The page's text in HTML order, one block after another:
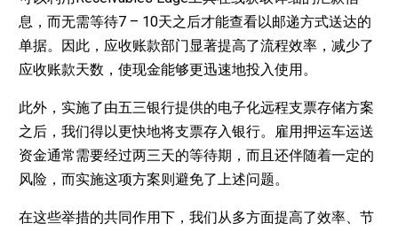
息，而无需等待7 – 10天之后才能查看以邮递方式送达的
单据。因此，应收账款部门显著提高了流程效率，减少了
应收账款天数，使现金能够更迅速地投入使用。
此外，实施了由五三银行提供的电子化远程支票存储方案
之后，我们得以更快地将支票存入银行。雇用押运车运送
资金通常需要经过两三天的等待期，而且还伴随着一定的
风险，而实施这项方案则避免了上述问题。
在这些举措的共同作用下，我们从多方面提高了效率、节